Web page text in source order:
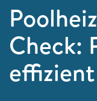
Check: